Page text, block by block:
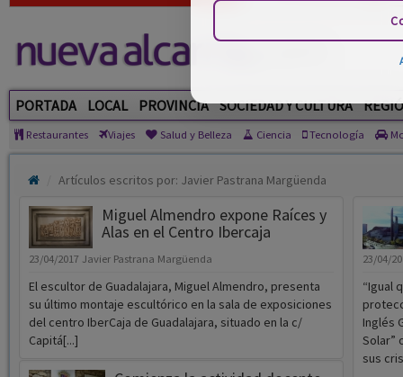
PORTADA LOCAL PROVINCIA SOCIEDAD Y CULTURA
Restaurantes Viajes Salud y Belleza Ciencia Tecnología
Artículos escritos por: Javier Pastrana Margüenda
Miguel Almendro expone Raíces y
Alas en el Centro Ibercaja
23/04/2017 Javier Pastrana Margüenda
El escultor de Guadalajara, Miguel Almendro, presenta
su último montaje escultórico en la sala de exposiciones
del centro IberCaja de Guadalajara, situado en la c/
Capitá[...]
23/04/
“Igual
Inglés
Solar”
sus